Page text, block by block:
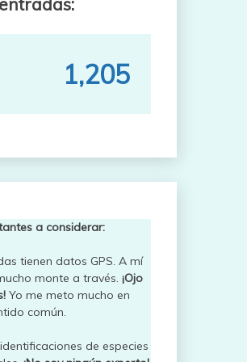
1,205
a considerar:
tienen datos GPS. A mí
monte a través. ¡Ojo
Yo me meto mucho en
común.
de especies